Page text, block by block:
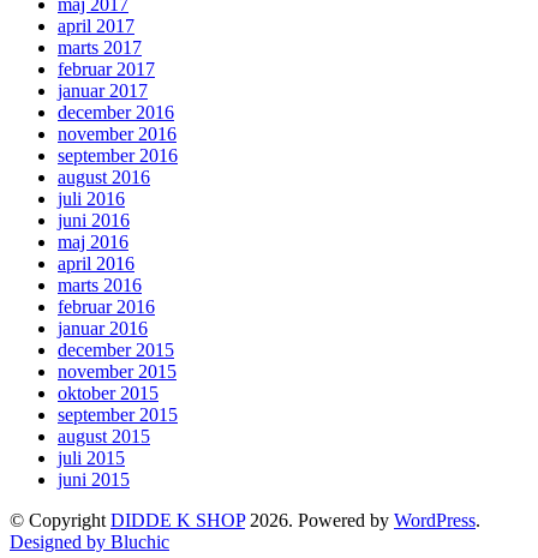
maj 2017
april 2017
marts 2017
februar 2017
januar 2017
december 2016
november 2016
september 2016
august 2016
juli 2016
juni 2016
maj 2016
april 2016
marts 2016
februar 2016
januar 2016
december 2015
november 2015
oktober 2015
september 2015
august 2015
juli 2015
juni 2015
© Copyright DIDDE K SHOP2026. Powered by WordPress.
Designed by Bluchic